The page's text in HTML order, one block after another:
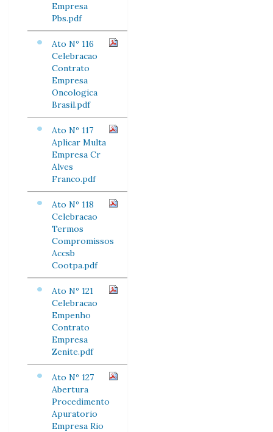
Empresa
Pbs.pdf
Ato Nº 116
Celebracao
Contrato
Empresa
Oncologica
Brasil.pdf
Ato Nº 117
Aplicar Multa
Empresa Cr
Alves
Franco.pdf
Ato Nº 118
Celebracao
Termos
Compromissos
Accsb
Cootpa.pdf
Ato Nº 121
Celebracao
Empenho
Contrato
Empresa
Zenite.pdf
Ato Nº 127
Abertura
Procedimento
Apuratorio
Empresa Rio